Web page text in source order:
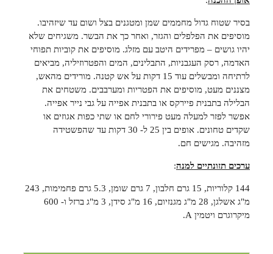
בסיר שטוח גדול מחממים שמן ומטגנים בצל ושום עד שיזהיבו.
מוסיפים את הפלפלים והגזר, ואחר כך את הבשר. משגיחים שלא
יהיו גושים – מפרידים היטב עם מזלג. מוסיפים את קוביות תפוחי
האדמה, רסק העגבניות, התבלינים, המים והפטרוזיליה, מביאים
לרתיחה ומבשלים עוד 15 דקות על אש קטנה. מורידים מהאש,
מצננים מעט, מוסיפים את הפטריות ומערבבים. משטחים את
הבלילה בתבנית פיירקס או בתבנית אפייה על גבי נייר אפייה.
אפשר לפזר למעלה מעט פירורי לחם או שתי כפות אגוזים או
שקדים טחונים. אופים בין 25 ל- 30 דקות עד שהפשטידה
מזהיבה. מגישים חם.
ערכים תזונתיים למנה:
144 קלוריות, 15 גרם חלבון, 7 גרם שומן, 5.3 גרם פחמימות, 243
מ"ג אשלגן, 28 מ"ג מגנזיום, 16 מ"ג סידן, 3 מ"ג ברזל ו- 600
מיקרוגרם ויטמין A
.